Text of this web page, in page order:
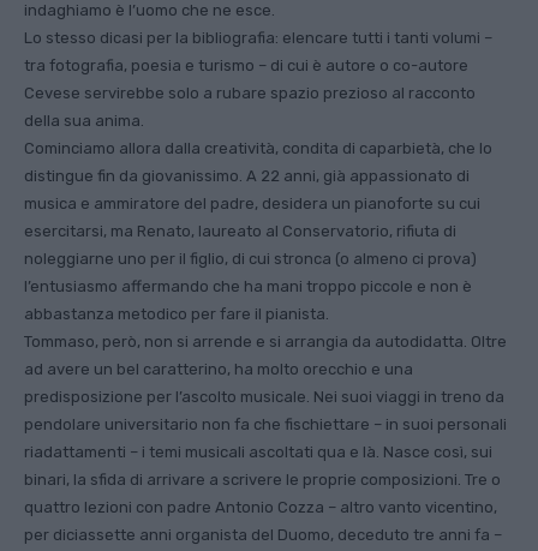
indaghiamo è l’uomo che ne esce.
Lo stesso dicasi per la bibliografia: elencare tutti i tanti volumi –
tra fotografia, poesia e turismo – di cui è autore o co-autore
Cevese servirebbe solo a rubare spazio prezioso al racconto
della sua anima.
Cominciamo allora dalla creatività, condita di caparbietà, che lo
distingue fin da giovanissimo. A 22 anni, già appassionato di
musica e ammiratore del padre, desidera un pianoforte su cui
esercitarsi, ma Renato, laureato al Conservatorio, rifiuta di
noleggiarne uno per il figlio, di cui stronca (o almeno ci prova)
l’entusiasmo affermando che ha mani troppo piccole e non è
abbastanza metodico per fare il pianista.
Tommaso, però, non si arrende e si arrangia da autodidatta. Oltre
ad avere un bel caratterino, ha molto orecchio e una
predisposizione per l’ascolto musicale. Nei suoi viaggi in treno da
pendolare universitario non fa che fischiettare – in suoi personali
riadattamenti – i temi musicali ascoltati qua e là. Nasce così, sui
binari, la sfida di arrivare a scrivere le proprie composizioni. Tre o
quattro lezioni con padre Antonio Cozza – altro vanto vicentino,
per diciassette anni organista del Duomo, deceduto tre anni fa –